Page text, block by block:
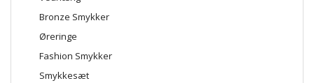
Bronze Smykker
Øreringe
Fashion Smykker
Smykkesæt